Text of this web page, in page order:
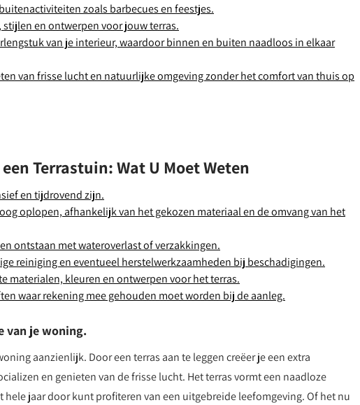
zoals barbecues en feestjes.
en ontwerpen voor jouw terras.
van je interieur, waardoor binnen en buiten naadloos in elkaar
van frisse lucht en natuurlijke omgeving zonder het comfort van thuis op
Terrastuin: Wat U Moet Weten
en tijdrovend zijn.
oplopen, afhankelijk van het gekozen materiaal en de omvang van het
ontstaan met wateroverlast of verzakkingen.
reiniging en eventueel herstelwerkzaamheden bij beschadigingen.
materialen, kleuren en ontwerpen voor het terras.
waar rekening mee gehouden moet worden bij de aanleg.
van je woning.
aanzienlijk. Door een terras aan te leggen creëer je een extra
en genieten van de frisse lucht. Het terras vormt een naadloze
jaar door kunt profiteren van een uitgebreide leefomgeving. Of het nu